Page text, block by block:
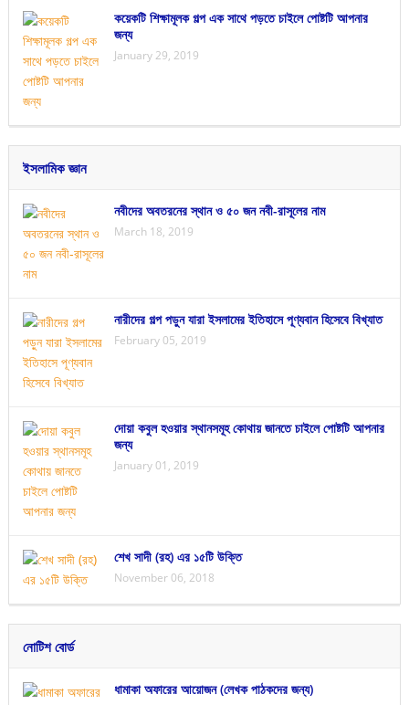
কয়েকটি শিক্ষামূলক গল্প এক সাথে পড়তে চাইলে পোষ্টটি আপনার
জন্য
January 29, 2019
ইসলামিক জ্ঞান
নবীদের অবতরনের স্থান ও ৫০ জন নবী-রাসূলের নাম
March 18, 2019
নারীদের গল্প পড়ুন যারা ইসলামের ইতিহাসে পূণ্যবান হিসেবে বিখ্যাত
February 05, 2019
দোয়া কবুল হওয়ার স্থানসমূহ কোথায় জানতে চাইলে পোষ্টটি আপনার
জন্য
January 01, 2019
শেখ সাদী (রহ) এর ১৫টি উক্তি
November 06, 2018
নোটিশ বোর্ড
ধামাকা অফারের আয়োজন (লেখক পাঠকদের জন্য)